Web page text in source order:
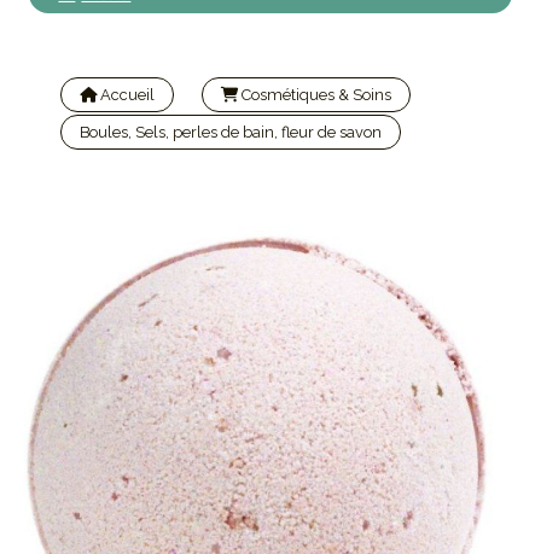
Accueil Cosmétiques & Soins
Boules, Sels, perles de bain, fleur de savon